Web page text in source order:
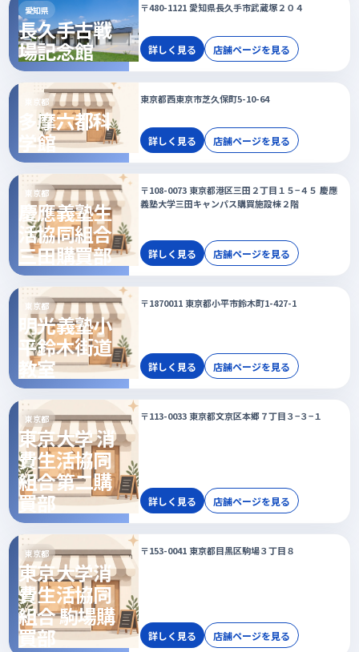
愛知県
長久手古戦
場記念館
〒480-1121 愛知県長久手市武蔵塚２０４
詳しく見る 店舗ページを見る
東京都
多摩六都科
学館
東京都西東京市芝久保町5-10-64
詳しく見る 店舗ページを見る
東京都
慶應義塾生
活協同組合
三田購買部
〒108-0073 東京都港区三田２丁目１５−４５ 慶應
義塾大学三田キャンパス購買施設棟２階
詳しく見る 店舗ページを見る
東京都
明光義塾小
平鈴木街道
教室
〒1870011 東京都小平市鈴木町1-427-1
詳しく見る 店舗ページを見る
東京都
東京大学 消
費生活協同
組合第二購
買部
〒113-0033 東京都文京区本郷７丁目３−３−１
詳しく見る 店舗ページを見る
東京都
東京大学消
費生活協同
組合 駒場購
買部
〒153-0041 東京都目黒区駒場３丁目８
詳しく見る 店舗ページを見る